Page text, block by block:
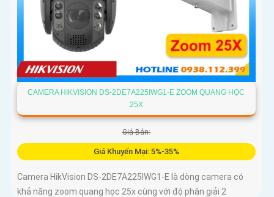
CAMERA HIKVISION DS-2DE7A225IWG1-E ZOOM QUANG HỌC
25X
Giá Bán:
Giá Khuyến Mại: 5%-35%
Camera HikVision DS-2DE7A225IWG1-E là dòng camera có
khả năng zoom quang học 25x cùng với độ phân giải 2